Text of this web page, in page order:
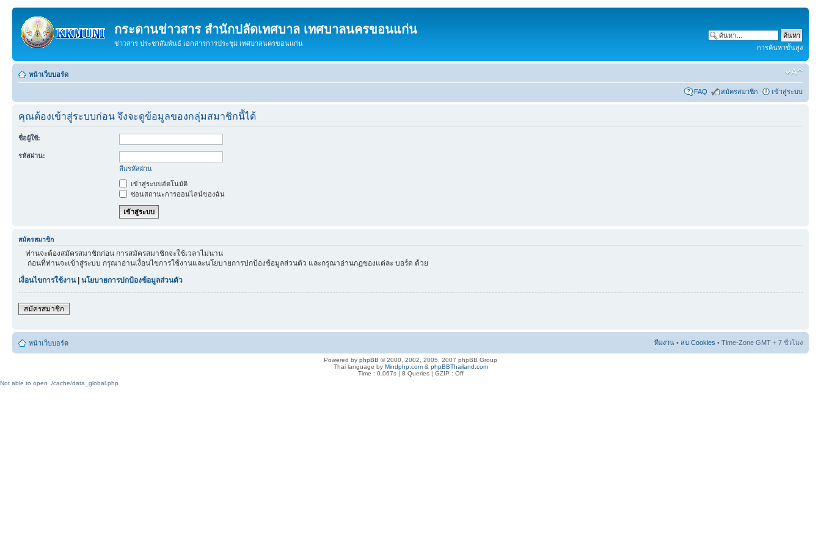
กระดานข่าวสาร สำนักปลัดเทศบาล เทศบาลนครขอนแก่น
ข่าวสาร ประชาสัมพันธ์ เอกสารการประชุม เทศบาลนครขอนแก่น
การค้นหาขั้นสูง
หน้าเว็บบอร์ด
FAQ สมัครสมาชิก เข้าสู่ระบบ
คุณต้องเข้าสู่ระบบก่อน จึงจะดูข้อมูลของกลุ่มสมาชิกนี้ได้
ชื่อผู้ใช้:
รหัสผ่าน:
ลืมรหัสผ่าน
เข้าสู่ระบบอัตโนมัติ
ซ่อนสถานะการออนไลน์ของฉัน
สมัครสมาชิก
ท่านจะต้องสมัครสมาชิกก่อน การสมัครสมาชิกจะใช้เวลาไม่นาน
ก่อนที่ท่านจะเข้าสู่ระบบ กรุณาอ่านเงื่อนไขการใช้งานและนโยบายการปกป้องข้อมูลส่วนตัว และกรุณาอ่านกฎของแต่ละ บอร์ด ด้วย
เงื่อนไขการใช้งาน| นโยบายการปกป้องข้อมูลส่วนตัว
สมัครสมาชิก
หน้าเว็บบอร์ด ทีมงาน • ลบ Cookies • Time-Zone GMT + 7 ชั่วโมง
Powered by phpBB © 2000, 2002, 2005, 2007 phpBB Group
Thai language by Mindphp.com& phpBBThailand.com
Time : 0.067s | 8 Queries | GZIP : Off
Not able to open ./cache/data_global.php